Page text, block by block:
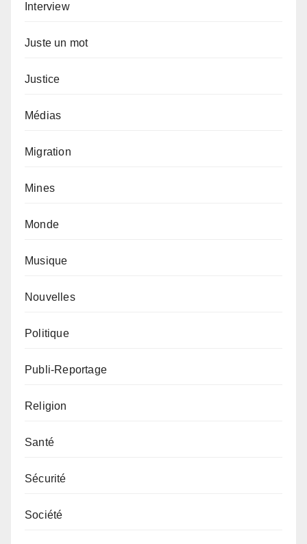
Interview
Juste un mot
Justice
Médias
Migration
Mines
Monde
Musique
Nouvelles
Politique
Publi-Reportage
Religion
Santé
Sécurité
Société